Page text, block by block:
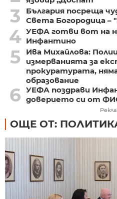
3
България посреща
Света Богородица –
4 УЕФА готви вот на
Инфантино
5
Ива Михайлова:
измерванията за
прокуратурата,
образование
6 УЕФА поздрави
доверието си от
ОЩЕ ОТ: